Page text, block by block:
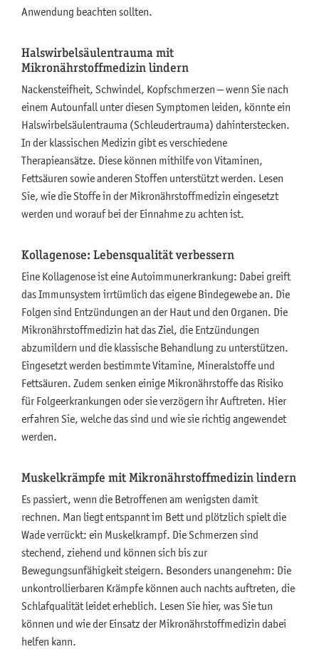
Anwendung beachten sollten.
Halswirbelsäulentrauma mit
Mikronährstoffmedizin lindern
Nackensteifheit, Schwindel, Kopfschmerzen – wenn Sie nach
einem Autounfall unter diesen Symptomen leiden, könnte ein
Halswirbelsäulentrauma (Schleudertrauma) dahinterstecken.
In der klassischen Medizin gibt es verschiedene
Therapieansätze. Diese können mithilfe von Vitaminen,
Fettsäuren sowie anderen Stoffen unterstützt werden. Lesen
Sie, wie die Stoffe in der Mikronährstoffmedizin eingesetzt
werden und worauf bei der Einnahme zu achten ist.
Kollagenose: Lebensqualität verbessern
Eine Kollagenose ist eine Autoimmunerkrankung: Dabei greift
das Immunsystem irrtümlich das eigene Bindegewebe an. Die
Folgen sind Entzündungen an der Haut und den Organen. Die
Mikronährstoffmedizin hat das Ziel, die Entzündungen
abzumildern und die klassische Behandlung zu unterstützen.
Eingesetzt werden bestimmte Vitamine, Mineralstoffe und
Fettsäuren. Zudem senken einige Mikronährstoffe das Risiko
für Folgeerkrankungen oder sie verzögern ihr Auftreten. Hier
erfahren Sie, welche das sind und wie sie richtig angewendet
werden.
Muskelkrämpfe mit Mikronährstoffmedizin lindern
Es passiert, wenn die Betroffenen am wenigsten damit
rechnen. Man liegt entspannt im Bett und plötzlich spielt die
Wade verrückt: ein Muskelkrampf. Die Schmerzen sind
stechend, ziehend und können sich bis zur
Bewegungsunfähigkeit steigern. Besonders unangenehm: Die
unkontrollierbaren Krämpfe können auch nachts auftreten, die
Schlafqualität leidet erheblich. Lesen Sie hier, was Sie tun
können und wie der Einsatz der Mikronährstoffmedizin dabei
helfen kann.